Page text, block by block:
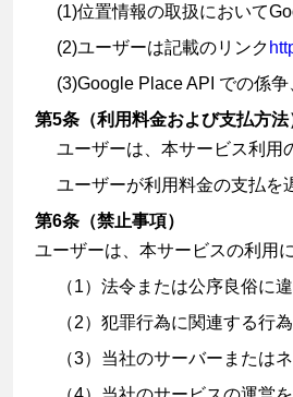
(1)位置情報の取扱において
(2)ユーザーは記載のリンク
(3)Google Place API での係
第5条（利用料金および支払方法
ユーザーは、本サービス利用
ユーザーが利用料金の支払を
第6条（禁止事項）
ユーザーは、本サービスの利用
（1）法令または公序良俗に
（2）犯罪行為に関連する行為
（3）当社のサーバーまたは